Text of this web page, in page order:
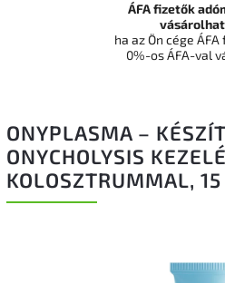
ONYPLASMA –
ONYCHOLYSIS
KOLOSZTRUMMAL,
ÁFA fizetők
ha az Ön cége
0%-os ÁFA-val